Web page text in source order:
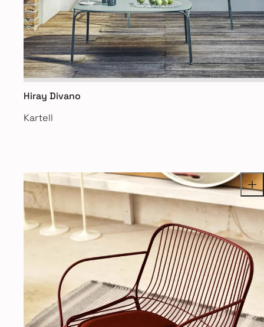
Hiray Divano
Kartell